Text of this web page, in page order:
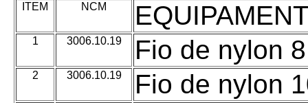
ITEM NCM
1 3006.10.19 Fio de nylon
2 3006.10.19 Fio de nylon